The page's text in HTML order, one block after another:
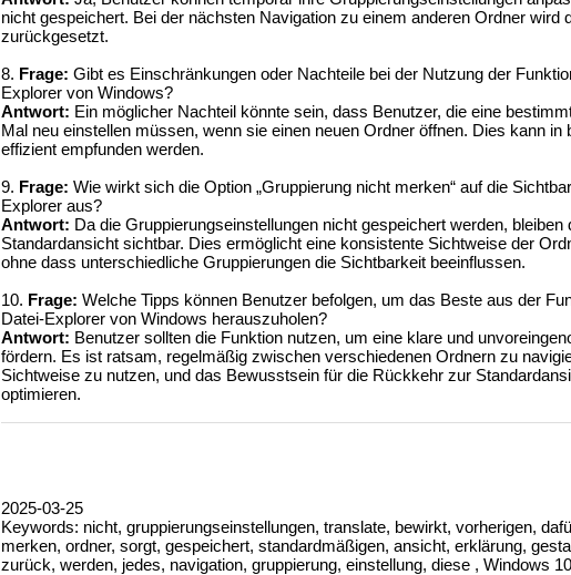
nicht gespeichert. Bei der nächsten Navigation zu einem anderen Ordner wird
zurückgesetzt.
8. Frage: Gibt es Einschränkungen oder Nachteile bei der Nutzung der
Explorer von Windows?
Antwort: Ein möglicher Nachteil könnte sein, dass Benutzer, die eine
Mal neu einstellen müssen, wenn sie einen neuen Ordner öffnen. Dies kann
effizient empfunden werden.
9. Frage: Wie wirkt sich die Option „Gruppierung nicht merken“ auf die
Explorer aus?
Antwort: Da die Gruppierungseinstellungen nicht gespeichert werden,
Standardansicht sichtbar. Dies ermöglicht eine konsistente Sichtweise der
ohne dass unterschiedliche Gruppierungen die Sichtbarkeit beeinflussen.
10. Frage: Welche Tipps können Benutzer befolgen, um das Beste aus der
Datei-Explorer von Windows herauszuholen?
Antwort: Benutzer sollten die Funktion nutzen, um eine klare und
fördern. Es ist ratsam, regelmäßig zwischen verschiedenen Ordnern zu
Sichtweise zu nutzen, und das Bewusstsein für die Rückkehr zur
optimieren.
2025-03-25
Keywords: nicht, gruppierungseinstellungen, translate, bewirkt, vorherigen,
merken, ordner, sorgt, gespeichert, standardmäßigen, ansicht, erklärung,
zurück, werden, jedes, navigation, gruppierung, einstellung, diese , Windows